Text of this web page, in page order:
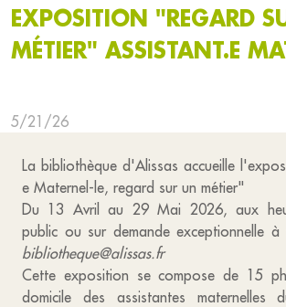
EXPOSITION "REGARD
MÉTIER" ASSISTANT.E
5/21/26
La bibliothèque d'Alissas accueille
e Maternel-le, regard sur un métier"
Du 13 Avril au 29 Mai 2026, aux
public ou sur demande exceptionnelle
bibliotheque@alissas.fr
Cette exposition se compose de 15
domicile des assistantes maternelles